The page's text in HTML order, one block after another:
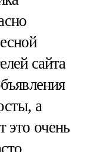
сайта
а
это очень